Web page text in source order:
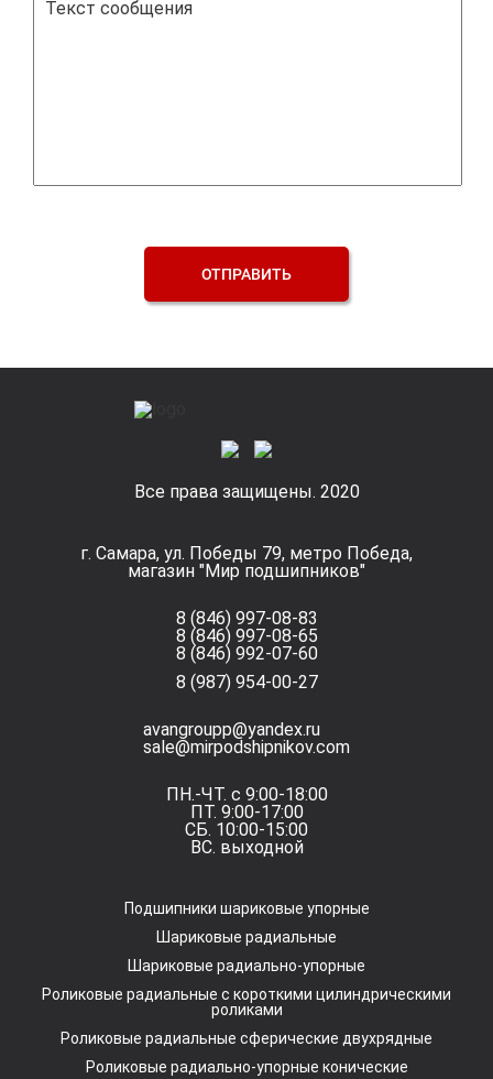
ОТПРАВИТЬ
Все права защищены. 2020
г. Самара, ул. Победы 79, метро Победа,
магазин "Мир подшипников"
8 (846) 997-08-83
8 (846) 997-08-65
8 (846) 992-07-60
8 (987) 954-00-27
avangroupp@yandex.ru
sale@mirpodshipnikov.com
ПН.-ЧТ. с 9:00-18:00
ПТ. 9:00-17:00
СБ. 10:00-15:00
ВС. выходной
Подшипники шариковые упорные
Шариковые радиальные
Шариковые радиально-упорные
Роликовые радиальные с короткими цилиндрическими
роликами
Роликовые радиальные сферические двухрядные
Роликовые радиально-упорные конические